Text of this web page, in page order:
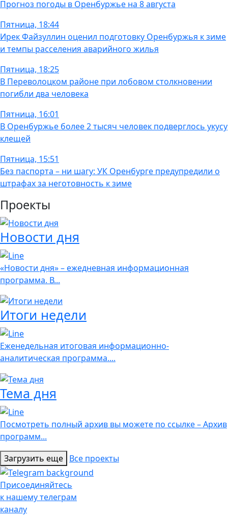
Прогноз погоды в Оренбуржье на 8 августа
Пятница, 18:44
Ирек Файзуллин оценил подготовку Оренбуржья к зиме
и темпы расселения аварийного жилья
Пятница, 18:25
В Переволоцком районе при лобовом столкновении
погибли два человека
Пятница, 16:01
В Оренбуржье более 2 тысяч человек подверглось укусу
клещей
Пятница, 15:51
Без паспорта – ни шагу: УК Оренбурге предупредили о
штрафах за неготовность к зиме
Проекты
Новости дня
«Новости дня» – ежедневная информационная
программа. В...
Итоги недели
Еженедельная итоговая информационно-
аналитическая программа....
Тема дня
Посмотреть полный архив вы можете по ссылке – Архив
программ...
Загрузить еще Все проекты
Присоединяйтесь
к нашему телеграм
каналу